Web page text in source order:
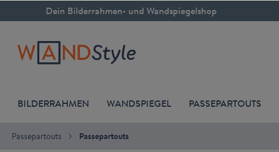
springenDein Bilderrahmen- und Wandspiegelshop
BILDERRAHMEN WANDSPIEGEL PASSEPARTOUTS
Passepartouts Passepartouts